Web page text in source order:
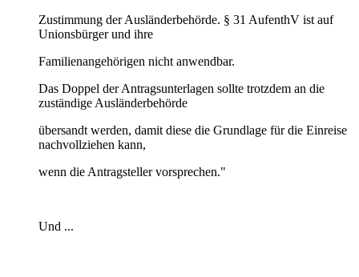
Zustimmung der Ausländerbehörde. § 31 AufenthV ist auf
Unionsbürger und ihre
Familienangehörigen nicht anwendbar.
Das Doppel der Antragsunterlagen sollte trotzdem an die
zuständige Ausländerbehörde
übersandt werden, damit diese die Grundlage für die Einreise
nachvollziehen kann,
wenn die Antragsteller vorsprechen."
Und ...